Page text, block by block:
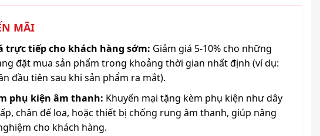
MÃI
trực tiếp cho khách hàng sớm: Giảm giá 5-10% cho những
đặt mua sản phẩm trong khoảng thời gian nhất định (ví dụ:
đầu tiên sau khi sản phẩm ra mắt).
phụ kiện âm thanh: Khuyến mại tặng kèm phụ kiện như dây
chân đế loa, hoặc thiết bị chống rung âm thanh, giúp nâng
cho khách hàng.